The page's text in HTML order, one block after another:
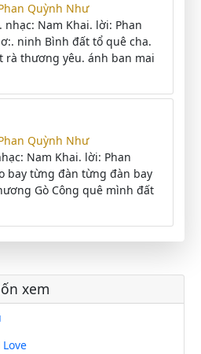
Quỳnh Như
nhạc: Nam Khai. lời: Phan
ninh Bình đất tổ quê cha.
rà thương yêu. ánh ban mai
Quỳnh Như
Nam Khai. lời: Phan
bay từng đàn từng đàn bay
Gò Công quê mình đất
xem